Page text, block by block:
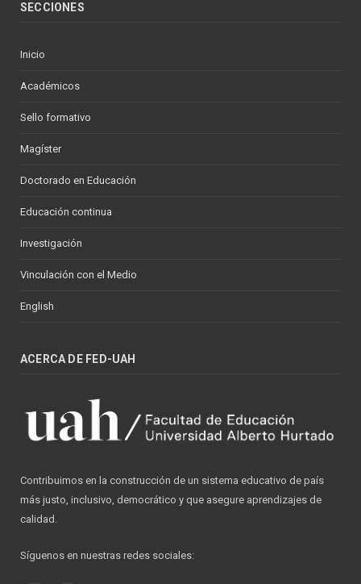
SECCIONES
Inicio
Académicos
Sello formativo
Magíster
Doctorado en Educación
Educación continua
Investigación
Vinculación con el Medio
English
ACERCA DE FED-UAH
Contribuimos en la construcción de un sistema educativo de país
más justo, inclusivo, democrático y que asegure aprendizajes de
calidad.
Síguenos en nuestras redes sociales: